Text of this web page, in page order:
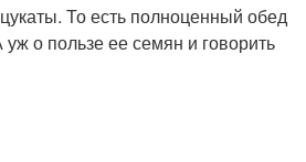
То есть полноценный обед
уж о пользе ее семян и говорить